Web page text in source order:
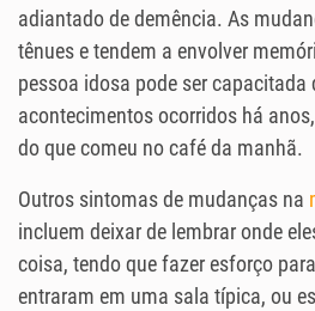
adiantado de demência. As
tênues e tendem a envolver
pessoa idosa pode ser capacitada
acontecimentos ocorridos há
do que comeu no café da manhã.
Outros sintomas de mudanças na
incluem deixar de lembrar onde
coisa, tendo que fazer esforço
entraram em uma sala típica, ou